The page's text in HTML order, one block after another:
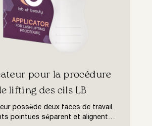
pour la procédure
lifting des cils LB
possède deux faces de travail.
pointues séparent et alignent